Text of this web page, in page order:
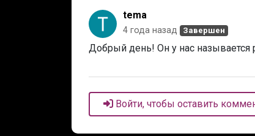
tema
4 года назад Завершен
Добрый день! Он у нас называется
Войти, чтобы оставить